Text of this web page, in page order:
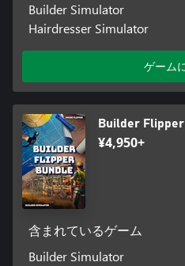
Builder Simulator
Hairdresser Simulator
ゲーム
Builder
¥4,950+
含まれているゲーム
Builder Simulator